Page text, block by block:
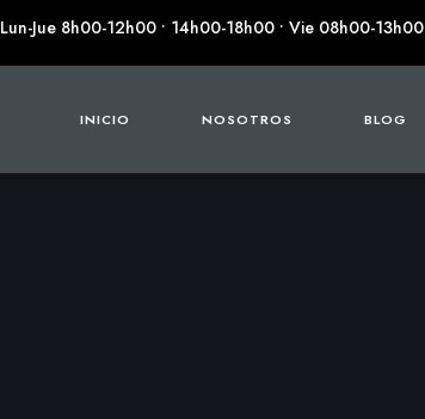
Lun-Jue 8h00-12h00 • 14h00-18h00 • Vie 08h00-13h00
INICIO NOSOTROS BLOG